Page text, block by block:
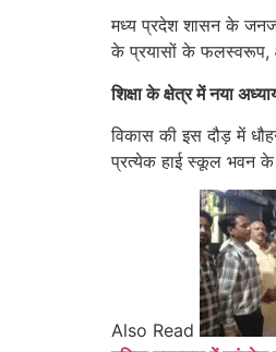
मध्य प्रदेश शासन के
के प्रयासों के फलस्वरूप,
शिक्षा के क्षेत्र में नया
विकास की इस दौड़ में
प्रत्येक हाई स्कूल भवन के
Also Read